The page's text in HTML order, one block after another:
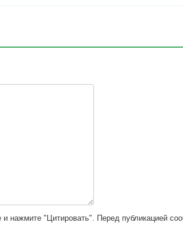
нажмите "Цитировать". Перед публикацией